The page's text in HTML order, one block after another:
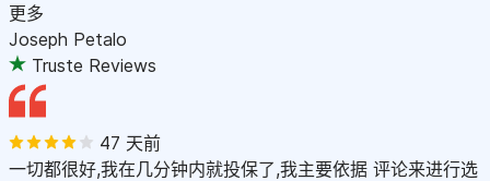
更多
Joseph Petalo
Truste Reviews
47 天前
一切都很好,我在几分钟内就投保了,我主要依据 评论来进行选